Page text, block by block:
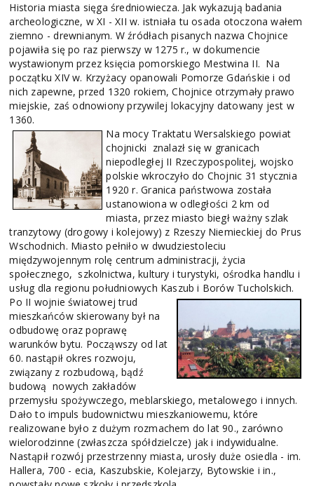
Historia miasta sięga średniowiecza. Jak wykazują badania
archeologiczne, w XI - XII w. istniała tu osada otoczona wałem
ziemno - drewnianym. W źródłach pisanych nazwa Chojnice
pojawiła się po raz pierwszy w 1275 r., w dokumencie
wystawionym przez księcia pomorskiego Mestwina II. Na
początku XIV w. Krzyżacy opanowali Pomorze Gdańskie i od
nich zapewne, przed 1320 rokiem, Chojnice otrzymały prawo
miejskie, zaś odnowiony przywilej lokacyjny datowany jest w
1360.
Na mocy Traktatu Wersalskiego powiat
chojnicki znalazł się w granicach
niepodległej II Rzeczypospolitej, wojsko
polskie wkroczyło do Chojnic 31 stycznia
1920 r. Granica państwowa została
ustanowiona w odległości 2 km od
miasta, przez miasto biegł ważny szlak
tranzytowy (drogowy i kolejowy) z Rzeszy Niemieckiej do Prus
Wschodnich. Miasto pełniło w dwudziestoleciu
międzywojennym rolę centrum administracji, życia
społecznego, szkolnictwa, kultury i turystyki, ośrodka handlu i
usług dla regionu południowych Kaszub i Borów Tucholskich.
Po II wojnie światowej trud
mieszkańców skierowany był na
odbudowę oraz poprawę
warunków bytu. Począwszy od lat
60. nastąpił okres rozwoju,
związany z rozbudową, bądź
budową nowych zakładów
przemysłu spożywczego, meblarskiego, metalowego i innych.
Dało to impuls budownictwu mieszkaniowemu, które
realizowane było z dużym rozmachem do lat 90., zarówno
wielorodzinne (zwłaszcza spółdzielcze) jak i indywidualne.
Nastąpił rozwój przestrzenny miasta, urosły duże osiedla - im.
Hallera, 700 - ecia, Kaszubskie, Kolejarzy, Bytowskie i in.,